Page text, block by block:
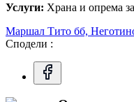
Услуги: Храна и опрема
Маршал Тито бб,
Сподели :